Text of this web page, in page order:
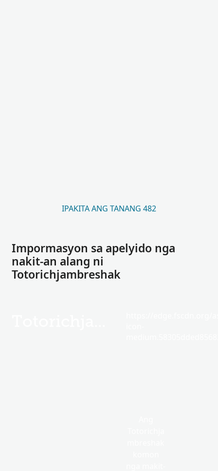
IPAKITA ANG TANANG 482
Impormasyon sa apelyido nga
nakit-an alang ni
Totorichjambreshak